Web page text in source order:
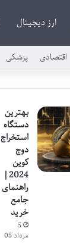
ارز دیجیتال
اقتصادی پزشکی
بهترین
دستگاه
استخراج
دوج
کوین
2024 |
راهنمای
جامع
خرید
5
مرداد 05